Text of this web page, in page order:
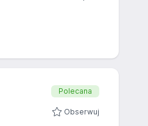
Polecana
Obserwuj